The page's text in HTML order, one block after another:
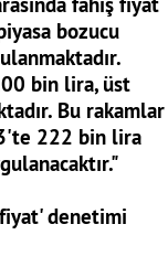
bozucu
bin lira, üst
Bu rakamlar
222 bin lira
denetimi